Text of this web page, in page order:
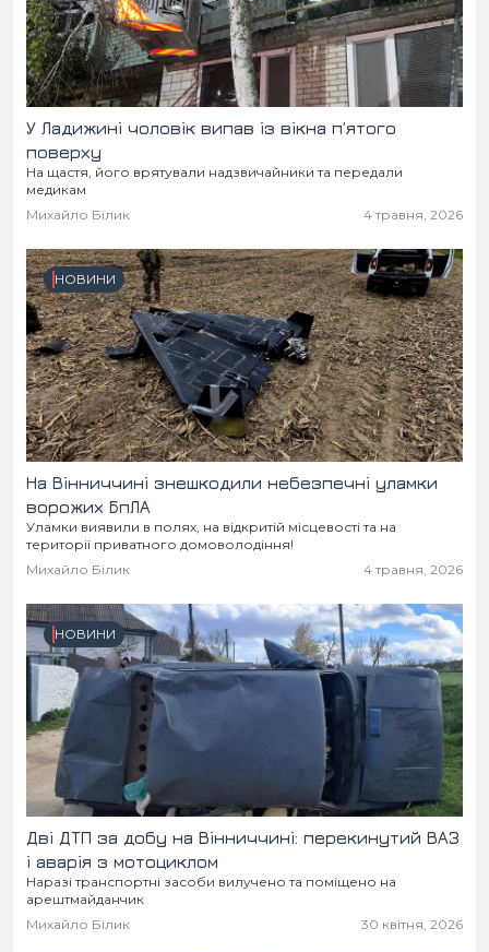
В кулуарах
Місто
Життя
Конфлікти
Спорт
Історія
Спорт
Підписатись на нас у Telegram
У Ладижині чоловік випав із вікна п’ятого
поверху
На щастя, його врятували надзвичайники та передали
медикам
Михайло Білик
4 травня, 2026
НОВИНИ
На Вінниччині знешкодили небезпечні уламки
ворожих БпЛА
Уламки виявили в полях, на відкритій місцевості та на
території приватного домоволодіння!
Михайло Білик
4 травня, 2026
НОВИНИ
Дві ДТП за добу на Вінниччині: перекинутий ВАЗ
і аварія з мотоциклом
Наразі транспортні засоби вилучено та поміщено на
арештмайданчик
Михайло Білик
30 квітня, 2026